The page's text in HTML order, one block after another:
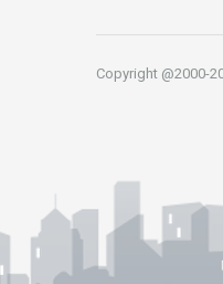
Copyright @2000-